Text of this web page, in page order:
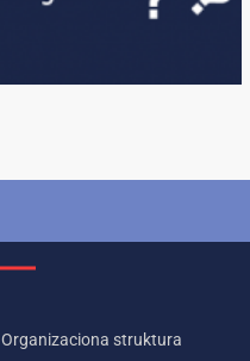
Organizaciona struktura